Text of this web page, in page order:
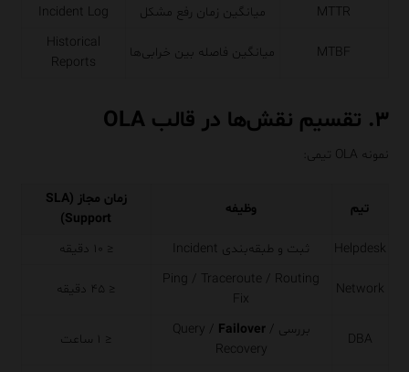
MTTR
میانگین زمان رفع مشکل Incident Log
MTBF میانگین فاصله بین خرابی‌ها
Historical
Reports
۳. تقسیم نقش‌ها در قالب OLA
نمونه OLA تیمی:
تیم وظیفه
زمان مجاز (SLA
Support)
Helpdesk
ثبت و طبقه‌بندی Incident ≤ ۱۰ دقیقه
Network
Ping / Traceroute / Routing
Fix
≤ ۴۵ دقیقه
DBA
بررسی Query / Failover /
Recovery
≤ ۱ ساعت